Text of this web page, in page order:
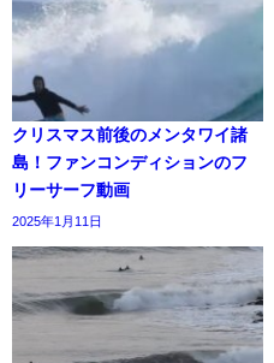
クリスマス前後のメンタワイ諸
島！ファンコンディションのフ
リーサーフ動画
2025年1月11日